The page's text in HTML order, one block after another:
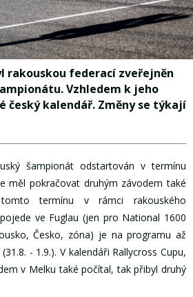
rakouskou federací zveřejněn
Vzhledem k jeho
český kalendář. Změny se týkají
šampionát odstartován v termínu
měl pokračovat druhým závodem také
termínu v rámci rakouského
ve Fuglau (jen pro National 1600
Česko, zóna) je na programu až
- 1.9.). V kalendáři Rallycross Cupu,
v Melku také počítal, tak přibyl druhý